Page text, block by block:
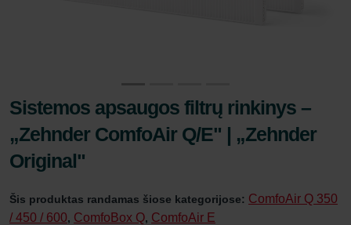
Sistemos apsaugos filtrų rinkinys –
„Zehnder ComfoAir Q/E" | „Zehnder
Original"
Šis produktas randamas šiose kategorijose: ComfoAir Q 350
/ 450 / 600, ComfoBox Q, ComfoAir E